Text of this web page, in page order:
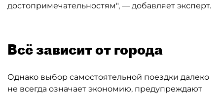
достопримечательностям", — добавляет эксперт.
Всё зависит от города
Однако выбор самостоятельной поездки далеко
не всегда означает экономию, предупреждают